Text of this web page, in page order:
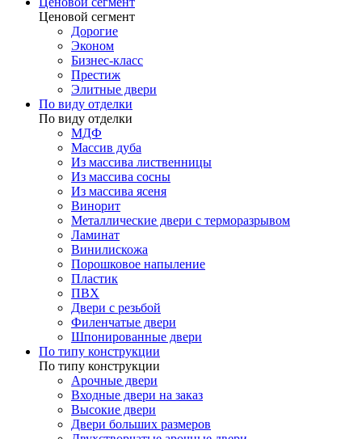
Ценовой сегмент
Дорогие
Эконом
Бизнес-класс
Престиж
Элитные двери
По виду отделки
По виду отделки
МДФ
Массив дуба
Из массива лиственницы
Из массива сосны
Из массива ясеня
Винорит
Металлические двери с терморазрывом
Ламинат
Винилискожа
Порошковое напыление
Пластик
ПВХ
Двери с резьбой
Филенчатые двери
Шпонированные двери
По типу конструкции
По типу конструкции
Арочные двери
Входные двери на заказ
Высокие двери
Двери больших размеров